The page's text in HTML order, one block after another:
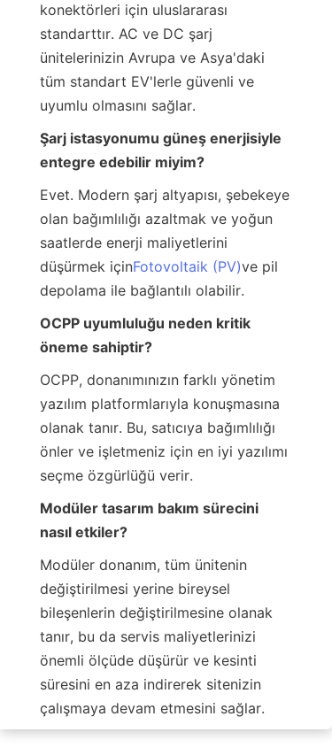
konektörleri için uluslararası
standarttır. AC ve DC şarj
ünitelerinizin Avrupa ve Asya'daki
tüm standart EV'lerle güvenli ve
uyumlu olmasını sağlar.
Şarj istasyonumu güneş enerjisiyle
entegre edebilir miyim?
Evet. Modern şarj altyapısı, şebekeye
olan bağımlılığı azaltmak ve yoğun
saatlerde enerji maliyetlerini
düşürmek içinFotovoltaik (PV)ve pil
depolama ile bağlantılı olabilir.
OCPP uyumluluğu neden kritik
öneme sahiptir?
OCPP, donanımınızın farklı yönetim
yazılım platformlarıyla konuşmasına
olanak tanır. Bu, satıcıya bağımlılığı
önler ve işletmeniz için en iyi yazılımı
seçme özgürlüğü verir.
Modüler tasarım bakım sürecini
nasıl etkiler?
Modüler donanım, tüm ünitenin
değiştirilmesi yerine bireysel
bileşenlerin değiştirilmesine olanak
tanır, bu da servis maliyetlerinizi
önemli ölçüde düşürür ve kesinti
süresini en aza indirerek sitenizin
çalışmaya devam etmesini sağlar.